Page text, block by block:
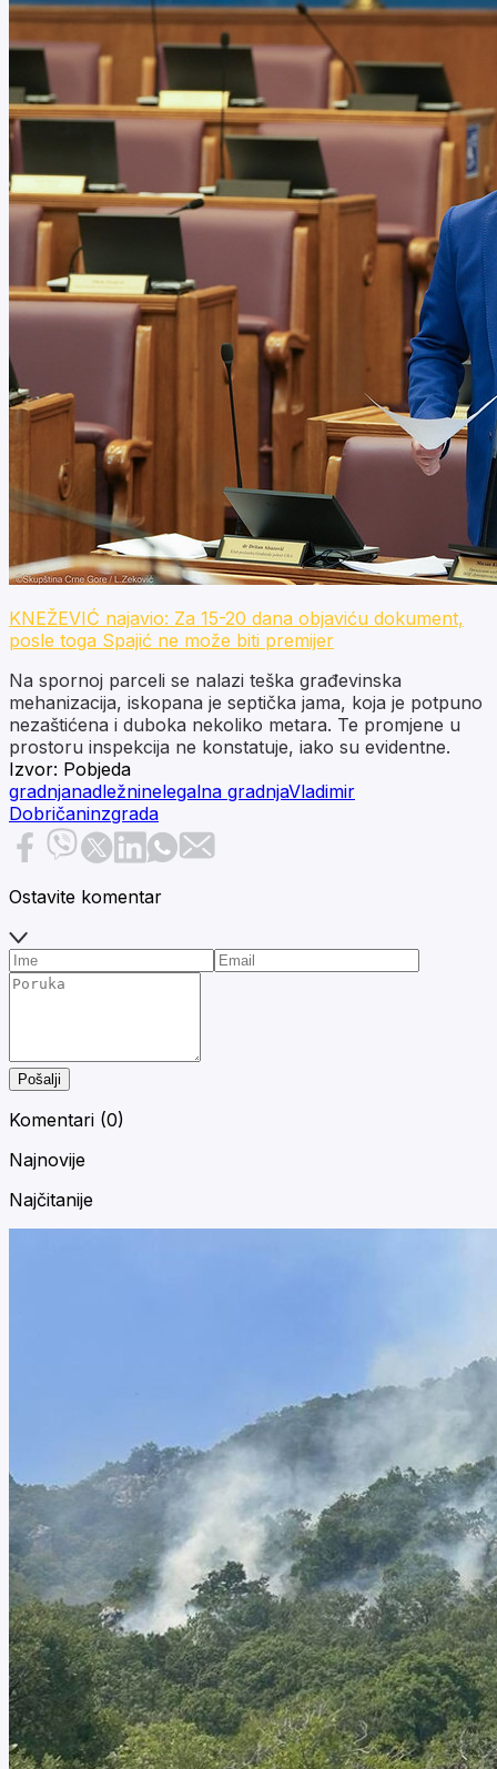
KNEŽEVIĆ najavio: Za 15-20 dana objaviću dokument,
posle toga Spajić ne može biti premijer
Na spornoj parceli se nalazi teška građevinska
mehanizacija, iskopana je septička jama, koja je potpuno
nezaštićena i duboka nekoliko metara. Te promjene u
prostoru inspekcija ne konstatuje, iako su evidentne.
Izvor: Pobjeda
gradnjanadležninelegalna gradnjaVladimir
Dobričaninzgrada
Ostavite komentar
Pošalji
Komentari (0)
Najnovije
Najčitanije